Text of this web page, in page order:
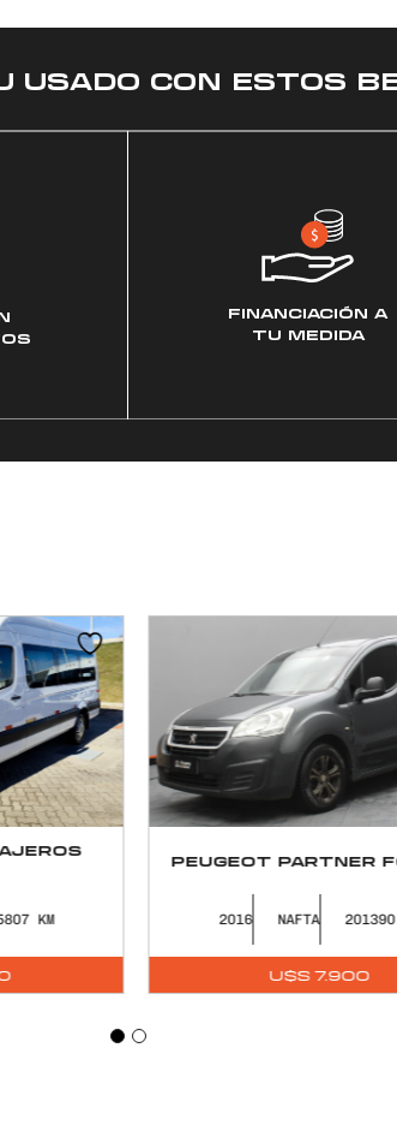
USADO CON ESTOS
FINANCIACIÓN A
TU MEDIDA
PEUGEOT PARTNER
2016 NAFTA 201390
U$S7.900